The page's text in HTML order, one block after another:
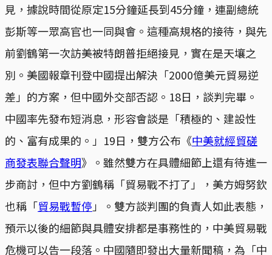
見，據說時間從原定15分鐘延長到45分鐘，連副總統
彭斯等一眾高官也一同與會。這種高規格的接待，與先
前劉鶴第一次訪美被特朗普拒絕接見，實在是天壤之
別。美國報章刊登中國提出解決「2000億美元貿易逆
差」的方案，但中國外交部否認。18日，談判完畢。
中國率先發布短消息，形容會談是「積極的、建設性
的、富有成果的。」19日，雙方公布《中美就經貿磋
商發表聯合聲明》。雖然雙方在具體細節上還有待進一
步商討，但中方劉鶴稱「貿易戰不打了」，美方姆努欽
也稱「貿易戰暫停 」。雙方談判團的負責人如此表態，
預示以後的細節與具體安排都是事務性的，中美貿易戰
危機可以告一段落。中國隨即發出大量新聞稿，為「中